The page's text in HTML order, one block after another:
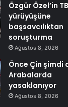
Özgür Özel’in
yürüyüşüne
başsavcılıktan
soruşturma
Ağustos 8, 2026
Önce Çin şimdi
Arabalarda
yasaklanıyor
Ağustos 8, 2026